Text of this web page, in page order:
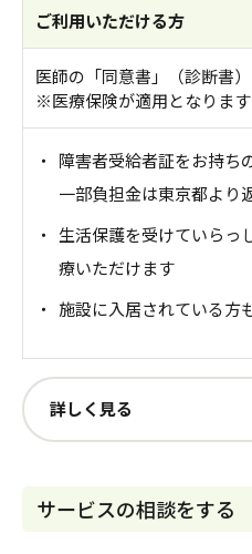
ご利用いただける方
医師の「同意書」（診断書
※医療保険が適用となります
・
障害者受給者証をお持ち
一部負担金は東京都より
・
生活保護を受けていらっ
療いただけます
・ 施設に入居されている方
詳しく見る
サービスの相談をする